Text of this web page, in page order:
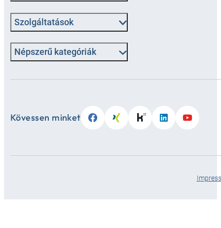
Szolgáltatások
Népszerű kategóriák
Kövessen minket